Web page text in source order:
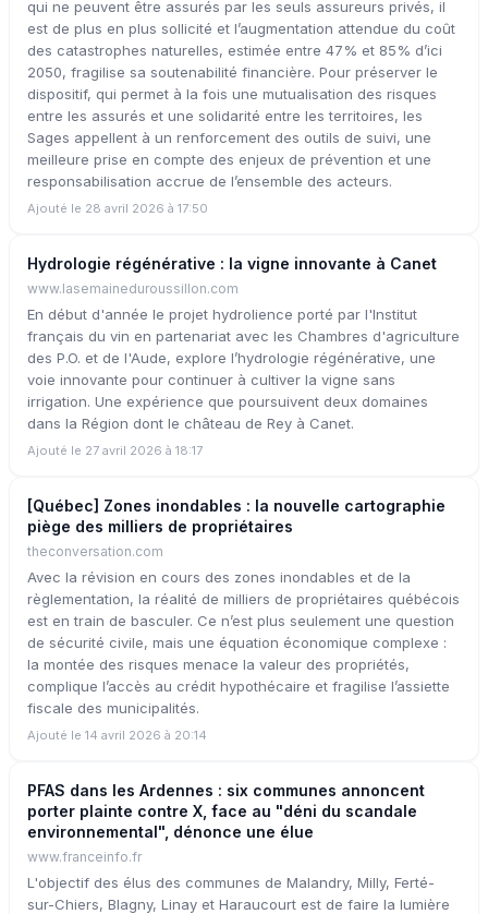
qui ne peuvent être assurés par les seuls assureurs privés, il
est de plus en plus sollicité et l’augmentation attendue du coût
des catastrophes naturelles, estimée entre 47% et 85% d’ici
2050, fragilise sa soutenabilité financière. Pour préserver le
dispositif, qui permet à la fois une mutualisation des risques
entre les assurés et une solidarité entre les territoires, les
Sages appellent à un renforcement des outils de suivi, une
meilleure prise en compte des enjeux de prévention et une
responsabilisation accrue de l’ensemble des acteurs.
Ajouté le 28 avril 2026 à 17:50
Hydrologie régénérative : la vigne innovante à Canet
www.lasemaineduroussillon.com
En début d'année le projet hydrolience porté par l'Institut
français du vin en partenariat avec les Chambres d'agriculture
des P.O. et de l'Aude, explore l’hydrologie régénérative, une
voie innovante pour continuer à cultiver la vigne sans
irrigation. Une expérience que poursuivent deux domaines
dans la Région dont le château de Rey à Canet.
Ajouté le 27 avril 2026 à 18:17
[Québec] Zones inondables : la nouvelle cartographie
piège des milliers de propriétaires
theconversation.com
Avec la révision en cours des zones inondables et de la
règlementation, la réalité de milliers de propriétaires québécois
est en train de basculer. Ce n’est plus seulement une question
de sécurité civile, mais une équation économique complexe :
la montée des risques menace la valeur des propriétés,
complique l’accès au crédit hypothécaire et fragilise l’assiette
fiscale des municipalités.
Ajouté le 14 avril 2026 à 20:14
PFAS dans les Ardennes : six communes annoncent
porter plainte contre X, face au "déni du scandale
environnemental", dénonce une élue
www.franceinfo.fr
L'objectif des élus des communes de Malandry, Milly, Ferté-
sur-Chiers, Blagny, Linay et Haraucourt est de faire la lumière